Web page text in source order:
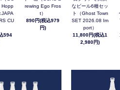
Hopp
CU
594
rewing Ego Fros
t）
890円(税込979
円)
なビール6種セッ
ト（Ghost Town
SET 2026.08 Im
port）
11,800円(税込1
2,980円)